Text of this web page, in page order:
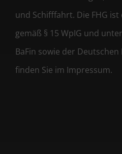
und Schifffahrt. Die FHG
gemäß § 15 WpIG und
BaFin sowie der
finden Sie im Impressum.